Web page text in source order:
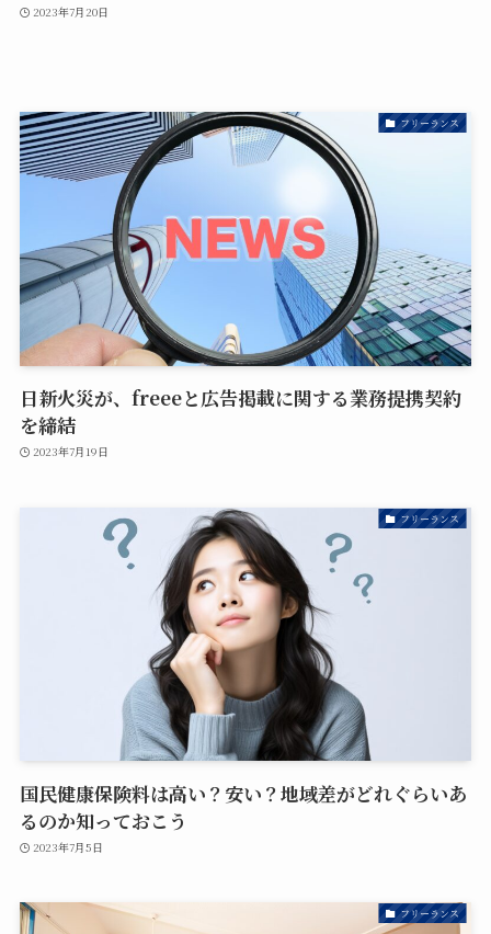
2023年7月20日
フリーランス
日新火災が、freeeと広告掲載に関する業務提携契約
を締結
2023年7月19日
フリーランス
国民健康保険料は高い？安い？地域差がどれぐらいあ
るのか知っておこう
2023年7月5日
フリーランス